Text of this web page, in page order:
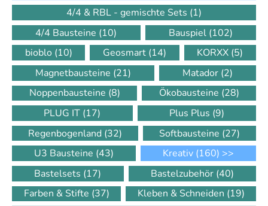
4/4 & RBL - gemischte Sets (1)
4/4 Bausteine (10) Bauspiel (102)
bioblo (10) Geosmart (14) KORXX (5)
Magnetbausteine (21) Matador (2)
Noppenbausteine (8) Ökobausteine (28)
PLUG IT (17) Plus Plus (9)
Regenbogenland (32) Softbausteine (27)
U3 Bausteine (43) Kreativ (160) >>
Bastelsets (17) Bastelzubehör (40)
Farben & Stifte (37) Kleben & Schneiden (19)